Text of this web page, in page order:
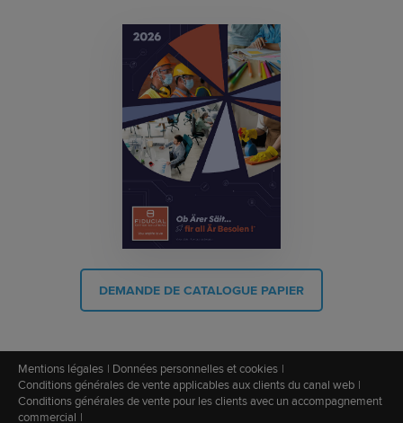
DEMANDE DE CATALOGUE PAPIER
Mentions légales
Données personnelles et cookies
Conditions générales de vente applicables aux clients du canal web
Conditions générales de vente pour les clients avec un accompagnement
commercial